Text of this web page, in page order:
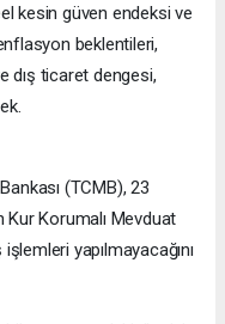
kesin güven endeksi ve
beklentileri,
dış ticaret dengesi,
(TCMB), 23
Korumalı Mevduat
yapılmayacağını